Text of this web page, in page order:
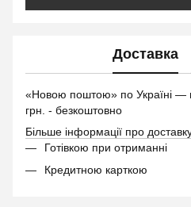
Доставка
«Новою поштою» по Україні —
грн. - безкоштовно
Більше інформації про
Готівкою при отриманні
Кредитною карткою